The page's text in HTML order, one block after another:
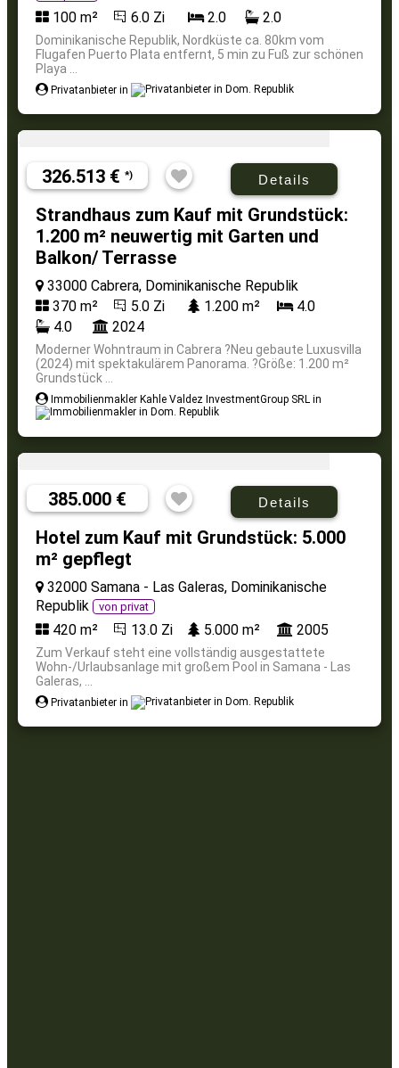
100 m² 6.0 Zi 2.0 2.0
Dominikanische Republik, Nordküste ca. 80km vom
Flugafen Puerto Plata entfernt, 5 min zu Fuß zur schönen
Playa ...
Privatanbieter in
326.513 € *) Details
Strandhaus zum Kauf mit Grundstück:
1.200 m² neuwertig mit Garten und
Balkon/ Terrasse
33000 Cabrera, Dominikanische Republik
370 m²
5.0 Zi 1.200 m²
4.0
4.0
2024
Moderner Wohntraum in Cabrera ?Neu gebaute Luxusvilla
(2024) mit spektakulärem Panorama. ?Größe: 1.200 m²
Grundstück ...
Immobilienmakler Kahle Valdez InvestmentGroup SRL in
385.000 € Details
Hotel zum Kauf mit Grundstück: 5.000
m² gepflegt
32000 Samana - Las Galeras, Dominikanische
Republik
von privat
420 m² 13.0 Zi 5.000 m² 2005
Zum Verkauf steht eine vollständig ausgestattete
Wohn-/Urlaubsanlage mit großem Pool in Samana - Las
Galeras, ...
Privatanbieter in